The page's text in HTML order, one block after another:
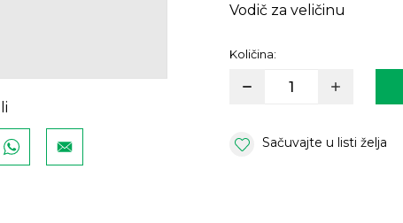
Vodič za veličinu
Količina:
Sačuvajte u listi želja